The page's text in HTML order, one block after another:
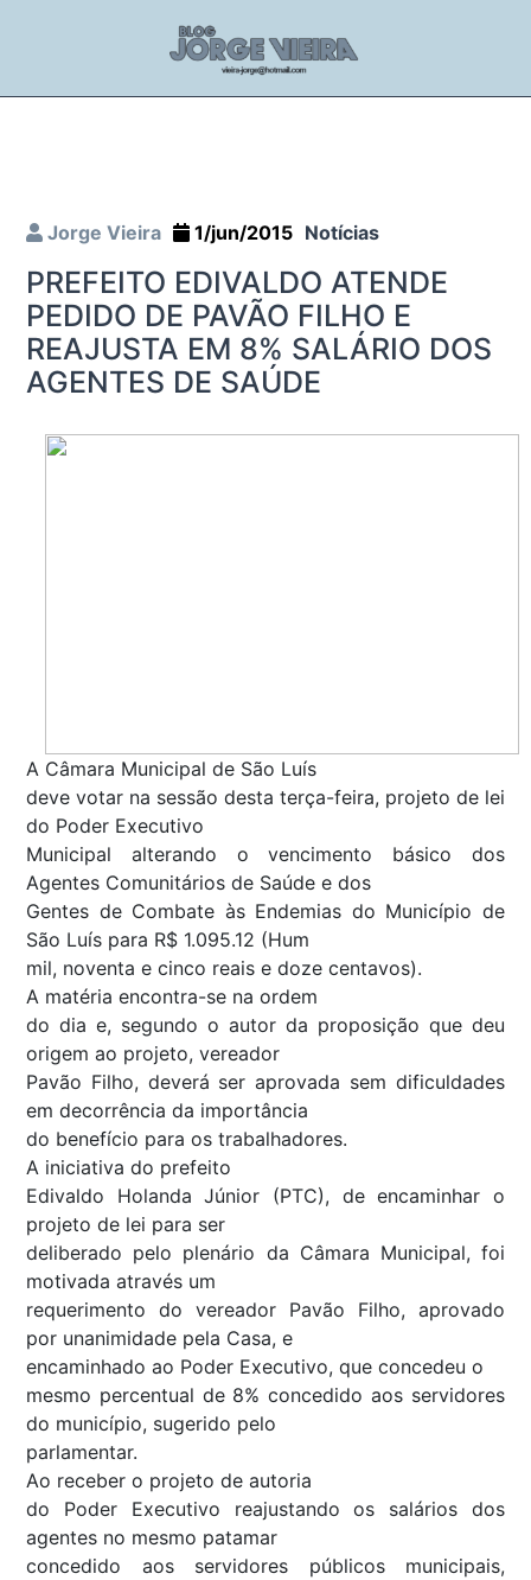
Jorge Vieira 1/jun/2015 Notícias
PREFEITO EDIVALDO ATENDE
PEDIDO DE PAVÃO FILHO E
REAJUSTA EM 8% SALÁRIO DOS
AGENTES DE SAÚDE
A Câmara Municipal de São Luís
deve votar na sessão desta terça-feira, projeto de lei
do Poder Executivo
Municipal alterando o vencimento básico dos
Agentes Comunitários de Saúde e dos
Gentes de Combate às Endemias do Município de
São Luís para R$ 1.095.12 (Hum
mil, noventa e cinco reais e doze centavos).
A matéria encontra-se na ordem
do dia e, segundo o autor da proposição que deu
origem ao projeto, vereador
Pavão Filho, deverá ser aprovada sem dificuldades
em decorrência da importância
do benefício para os trabalhadores.
A iniciativa do prefeito
Edivaldo Holanda Júnior (PTC), de encaminhar o
projeto de lei para ser
deliberado pelo plenário da Câmara Municipal, foi
motivada através um
requerimento do vereador Pavão Filho, aprovado
por unanimidade pela Casa, e
encaminhado ao Poder Executivo, que concedeu o
mesmo percentual de 8% concedido aos servidores
do município, sugerido pelo
parlamentar.
Ao receber o projeto de autoria
do Poder Executivo reajustando os salários dos
agentes no mesmo patamar
concedido aos servidores públicos municipais,